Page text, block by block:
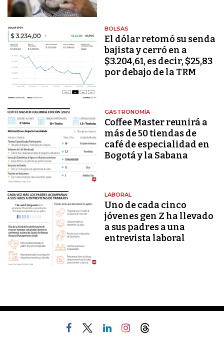
BOLSAS
El dólar retomó su senda
bajista y cerró en a
$3.204,61, es decir, $25,83
por debajo de la TRM
GASTRONOMÍA
Coffee Master reunirá a
más de 50 tiendas de
café de especialidad en
Bogotá y la Sabana
LABORAL
Uno de cada cinco
jóvenes gen Z ha llevado
a sus padres a una
entrevista laboral